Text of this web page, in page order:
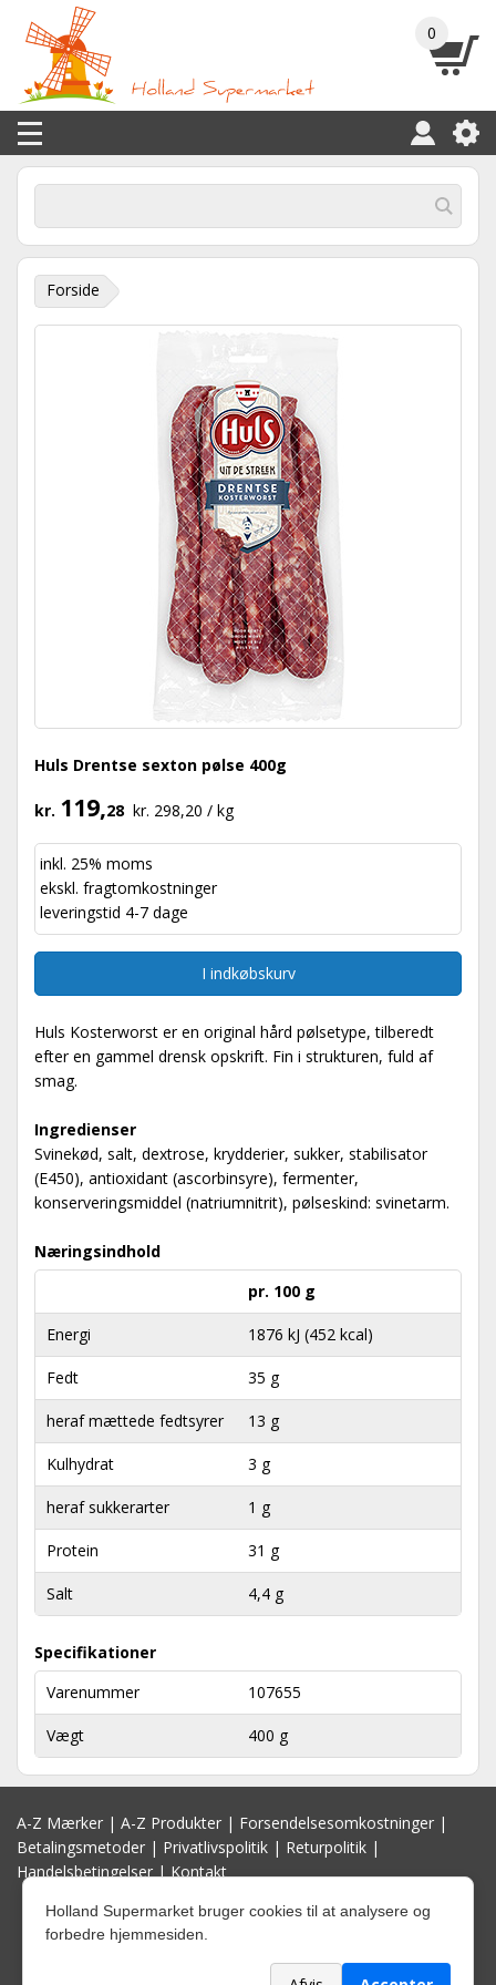
0
Forside
Huls Drentse sexton pølse 400g
kr. 119,28 kr. 298,20 / kg
inkl. 25% moms
ekskl. fragtomkostninger
leveringstid 4-7 dage
I indkøbskurv
Huls Kosterworst er en original hård pølsetype, tilberedt
efter en gammel drensk opskrift. Fin i strukturen, fuld af
smag.
Ingredienser
Svinekød, salt, dextrose, krydderier, sukker, stabilisator
(E450), antioxidant (ascorbinsyre), fermenter,
konserveringsmiddel (natriumnitrit), pølseskind: svinetarm.
Næringsindhold
pr. 100 g
Energi 1876 kJ (452 kcal)
Fedt 35 g
heraf mættede fedtsyrer 13 g
Kulhydrat 3 g
heraf sukkerarter 1 g
Protein 31 g
Salt 4,4 g
Specifikationer
Varenummer
107655
Vægt 400 g
A-Z Mærker | A-Z Produkter | Forsendelsesomkostninger |
Betalingsmetoder | Privatlivspolitik | Returpolitik |
Handelsbetingelser|Kontakt
Holland Supermarket bruger cookies til at analysere og
forbedre hjemmesiden.